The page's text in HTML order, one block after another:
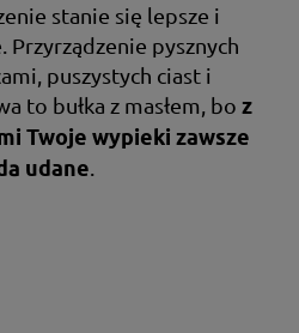
stanie się lepsze i
pysznych
puszystych ciast i
to bułka z masłem, bo z
Twoje wypieki zawsze
udane